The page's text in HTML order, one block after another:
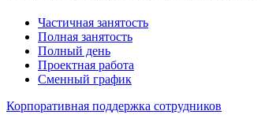
Частичная занятость
Полная занятость
Полный день
Проектная работа
Сменный график
Корпоративная поддержка сотрудников